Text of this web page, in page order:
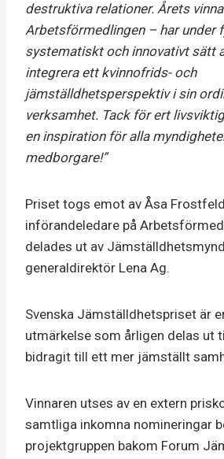
destruktiva relationer. Årets
Arbetsförmedlingen – har under
systematiskt och innovativt sätt
integrera ett kvinnofrids- och
jämställdhetsperspektiv i sin
verksamhet. Tack för ert
en inspiration för alla
medborgare!”
Priset togs emot av Åsa
införandeledare på
delades ut av
generaldirektör Lena Ag.
Svenska Jämställdhetspriset är
utmärkelse som årligen delas ut
bidragit till ett mer jämställt
Vinnaren utses av en extern
samtliga inkomna nomineringar
projektgruppen bakom Forum